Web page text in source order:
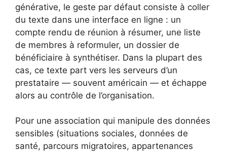
générative, le geste par défaut consiste à coller
du texte dans une interface en ligne : un
compte rendu de réunion à résumer, une liste
de membres à reformuler, un dossier de
bénéficiaire à synthétiser. Dans la plupart des
cas, ce texte part vers les serveurs d’un
prestataire — souvent américain — et échappe
alors au contrôle de l’organisation.
Pour une association qui manipule des données
sensibles (situations sociales, données de
santé, parcours migratoires, appartenances